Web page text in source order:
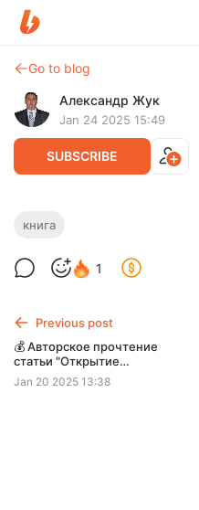
Go to blog
Александр Жук
Jan 24 2025 15:49
SUBSCRIBE
Моя книга
Полезная книга с
книга
1
Previous post
💰 Авторское прочтение
статьи "Открытие
велосезона 2025: Как
велосипед помогает
Jan 20 2025 13:38